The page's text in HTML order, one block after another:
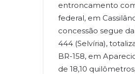
entroncamento
federal, em
concessão segue
444 (Selvíria),
BR-158, em
de 18,10